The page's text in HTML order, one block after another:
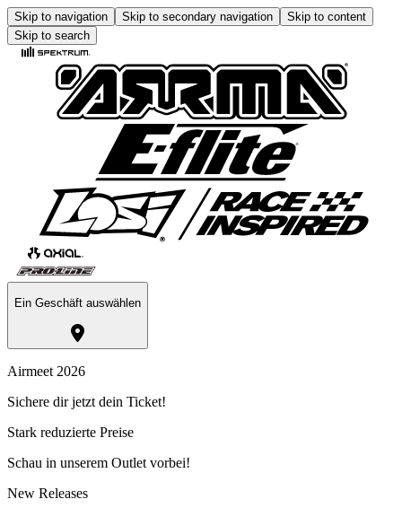
Skip to navigation Skip to secondary navigation
Skip to content
Skip to search
Ein Geschäft auswählen
Airmeet 2026
Sichere dir jetzt dein Ticket!
Stark reduzierte Preise
Schau in unserem Outlet vorbei!
New Releases